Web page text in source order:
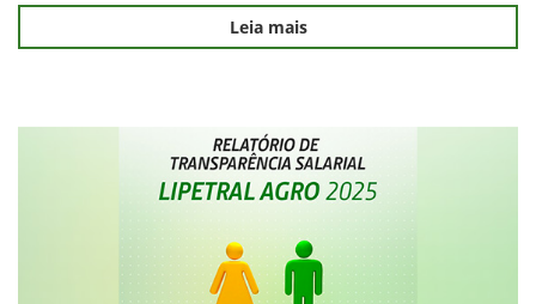
Leia mais